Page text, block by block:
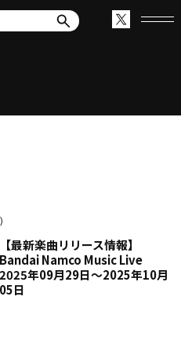
【最新楽曲リリース情報】
Bandai Namco Music Live
2025年09月29日～2025年10月
05日